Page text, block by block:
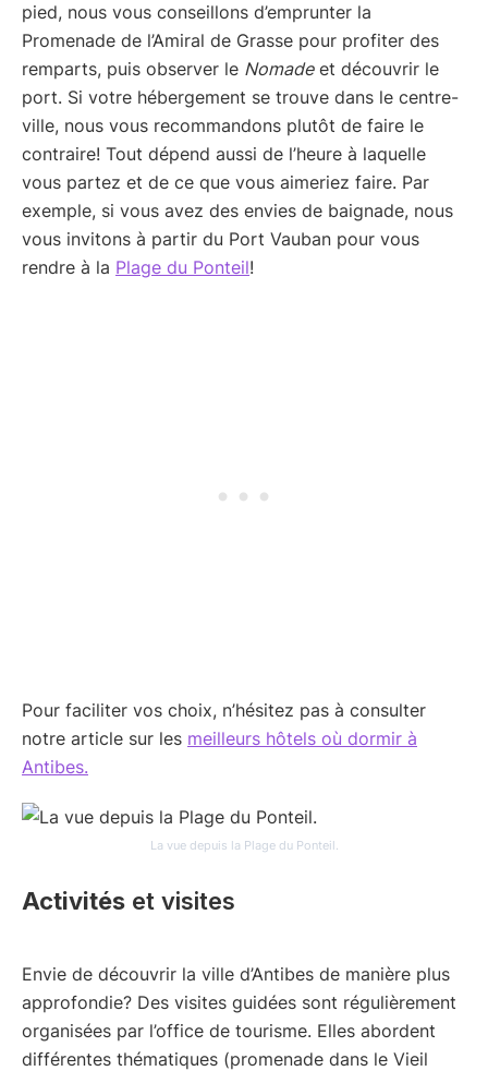
pied, nous vous conseillons d’emprunter la
Promenade de l’Amiral de Grasse pour profiter des
remparts, puis observer le Nomadeet découvrir le
port. Si votre hébergement se trouve dans le centre-
ville, nous vous recommandons plutôt de faire le
contraire! Tout dépend aussi de l’heure à laquelle
vous partez et de ce que vous aimeriez faire. Par
exemple, si vous avez des envies de baignade, nous
vous invitons à partir du Port Vauban pour vous
rendre à la Plage du Ponteil!
Pour faciliter vos choix, n’hésitez pas à consulter
notre article sur les meilleurs hôtels où dormir à
Antibes.
La vue depuis la Plage du Ponteil.
Activités et visites
Envie de découvrir la ville d’Antibes de manière plus
approfondie? Des visites guidées sont régulièrement
organisées par l’office de tourisme. Elles abordent
différentes thématiques (promenade dans le Vieil